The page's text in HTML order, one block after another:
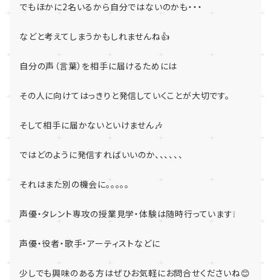
でもほかに2名いるから自分ではないのかも・・・
などと考えてしまうかもしれませんね👍
自分の声（言葉）を相手に届けるためには
その人に向けてはっきりと発信していくことが大切です。
そして相手に届かないといけません🎶
ではどのように発信すればいいのか、、、、、、
それはまた別の機会に。。。。。
声優・タレント専攻の授業見学・体験は随時行っています❕
声優・役者・歌手・アーティストなどに
少しでも興味のある方はぜひお気軽にお問合せくださいね😊